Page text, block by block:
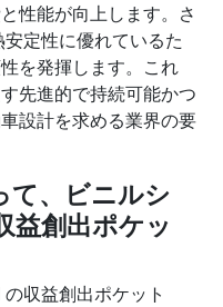
性能が向上します。さ
定性に優れているた
を発揮します。これ
先進的で持続可能かつ
設計を求める業界の要
て、ビニルシ
益創出ポケッ
収益創出ポケット